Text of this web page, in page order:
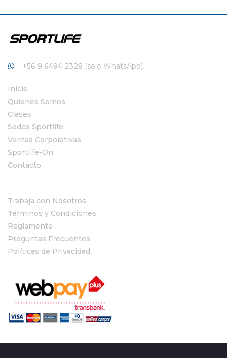
+56 9 6494 2328 (sólo WhatsApp).
Inicio
Quienes Somos
Clases
Sedes Sportlife
Ventas Corporativas
Sportlife-On
Contacto
Trabaja con Nosotros
Términos y Condiciones
Reglamento
Preguntas Frecuentes
Políticas de Privacidad